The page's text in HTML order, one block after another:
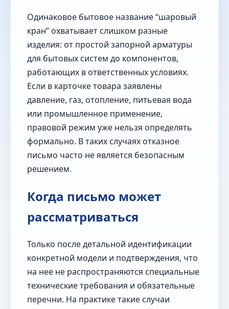
Одинаковое бытовое название “шаровый
кран” охватывает слишком разные
изделия: от простой запорной арматуры
для бытовых систем до компонентов,
работающих в ответственных условиях.
Если в карточке товара заявлены
давление, газ, отопление, питьевая вода
или промышленное применение,
правовой режим уже нельзя определять
формально. В таких случаях отказное
письмо часто не является безопасным
решением.
Когда письмо может
рассматриваться
Только после детальной идентификации
конкретной модели и подтверждения, что
на нее не распространяются специальные
технические требования и обязательные
перечни. На практике такие случаи